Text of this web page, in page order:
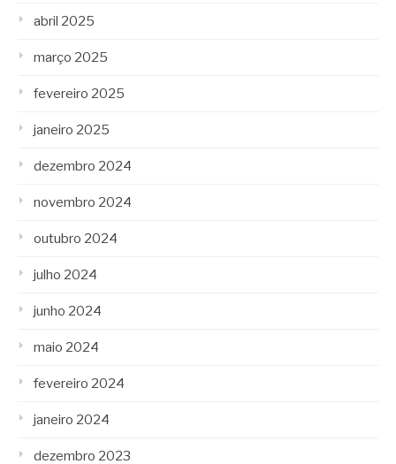
abril 2025
março 2025
fevereiro 2025
janeiro 2025
dezembro 2024
novembro 2024
outubro 2024
julho 2024
junho 2024
maio 2024
fevereiro 2024
janeiro 2024
dezembro 2023